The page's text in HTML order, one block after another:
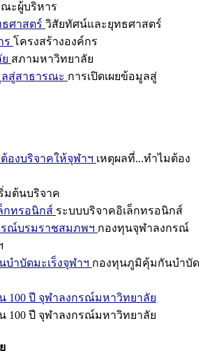
ะผู้บริหาร
ศาสตร์ วิสัยทัศน์และยุทธศาสตร์
ร โครงสร้างองค์กร
สภามหาวิทยาลัย
ลสู่สาธารณะ การเปิดเผยข้อมูลสู่
องบริจาคให้จุฬาฯ เหตุผลที่...ทำไมต้อง
มต้นบริจาค
กทรอนิกส์ ระบบบริจาคอิเล็กทรอนิกส์
ณ์บรมราชสมภพฯ กองทุนจุฬาลงกรณ์
ำบัดมะเร็งจุฬาฯ กองทุนภูมิคุ้มกันบำบัด
100 ปี จุฬาลงกรณ์มหาวิทยาลัย
100 ปี จุฬาลงกรณ์มหาวิทยาลัย